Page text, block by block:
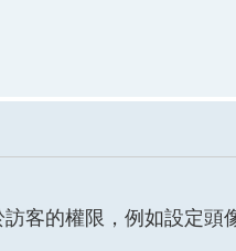
客的權限，例如設定頭